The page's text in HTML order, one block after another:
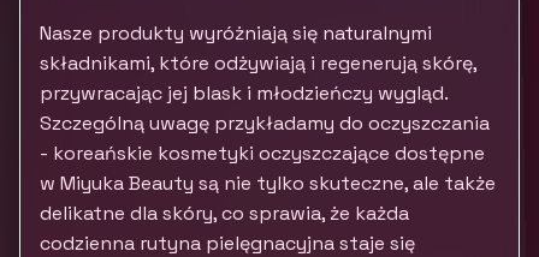
Nasze produkty wyróżniają się naturalnymi
składnikami, które odżywiają i regenerują skórę,
przywracając jej blask i młodzieńczy wygląd.
Szczególną uwagę przykładamy do oczyszczania
- koreańskie kosmetyki oczyszczające dostępne
w Miyuka Beauty są nie tylko skuteczne, ale także
delikatne dla skóry, co sprawia, że każda
codzienna rutyna pielęgnacyjna staje się